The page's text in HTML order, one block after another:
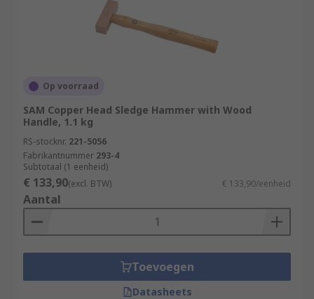
Op voorraad
SAM Copper Head Sledge Hammer with Wood
Handle, 1.1 kg
RS-stocknr. 221-5056
Fabrikantnummer 293-4
Subtotaal (1 eenheid)
€ 133,90(excl. BTW) € 133,90/eenheid
Aantal
Toevoegen
Datasheets